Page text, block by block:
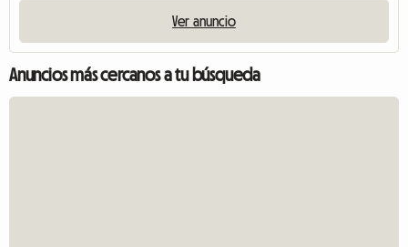
Ver anuncio
Anuncios más cercanos a tu búsqueda